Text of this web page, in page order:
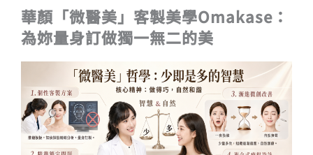
華顏「微醫美」客製美學Omakase：
為妳量身訂做獨一無二的美